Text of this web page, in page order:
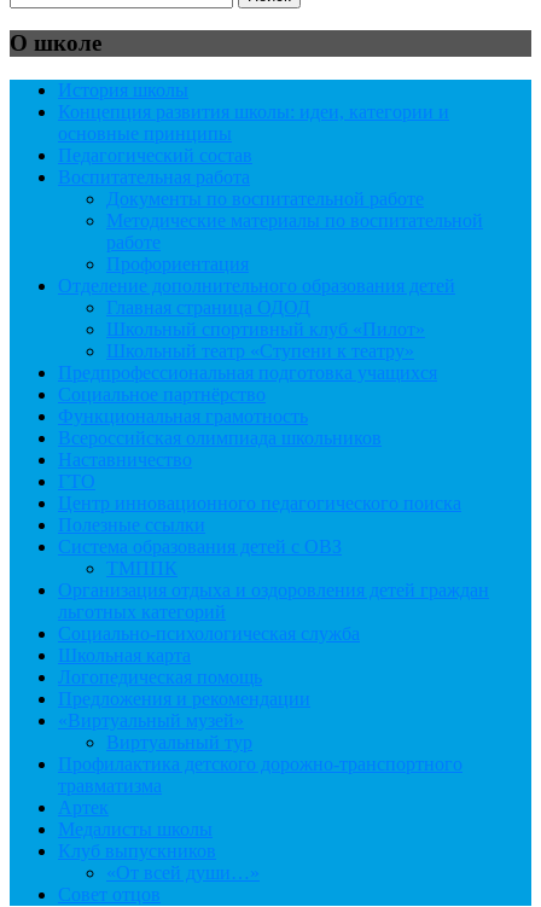
О школе
История школы
Концепция развития школы: идеи, категории и
основные принципы
Педагогический состав
Воспитательная работа
Документы по воспитательной работе
Методические материалы по воспитательной
работе
Профориентация
Отделение дополнительного образования детей
Главная страница ОДОД
Школьный спортивный клуб «Пилот»
Школьный театр «Ступени к театру»
Предпрофессиональная подготовка учащихся
Социальное партнёрство
Функциональная грамотность
Всероссийская олимпиада школьников
Наставничество
ГТО
Центр инновационного педагогического поиска
Полезные ссылки
Система образования детей с ОВЗ
ТМППК
Организация отдыха и оздоровления детей граждан
льготных категорий
Социально-психологическая служба
Школьная карта
Логопедическая помощь
Предложения и рекомендации
«Виртуальный музей»
Виртуальный тур
Профилактика детского дорожно-транспортного
травматизма
Артек
Медалисты школы
Клуб выпускников
«От всей души…»
Совет отцов